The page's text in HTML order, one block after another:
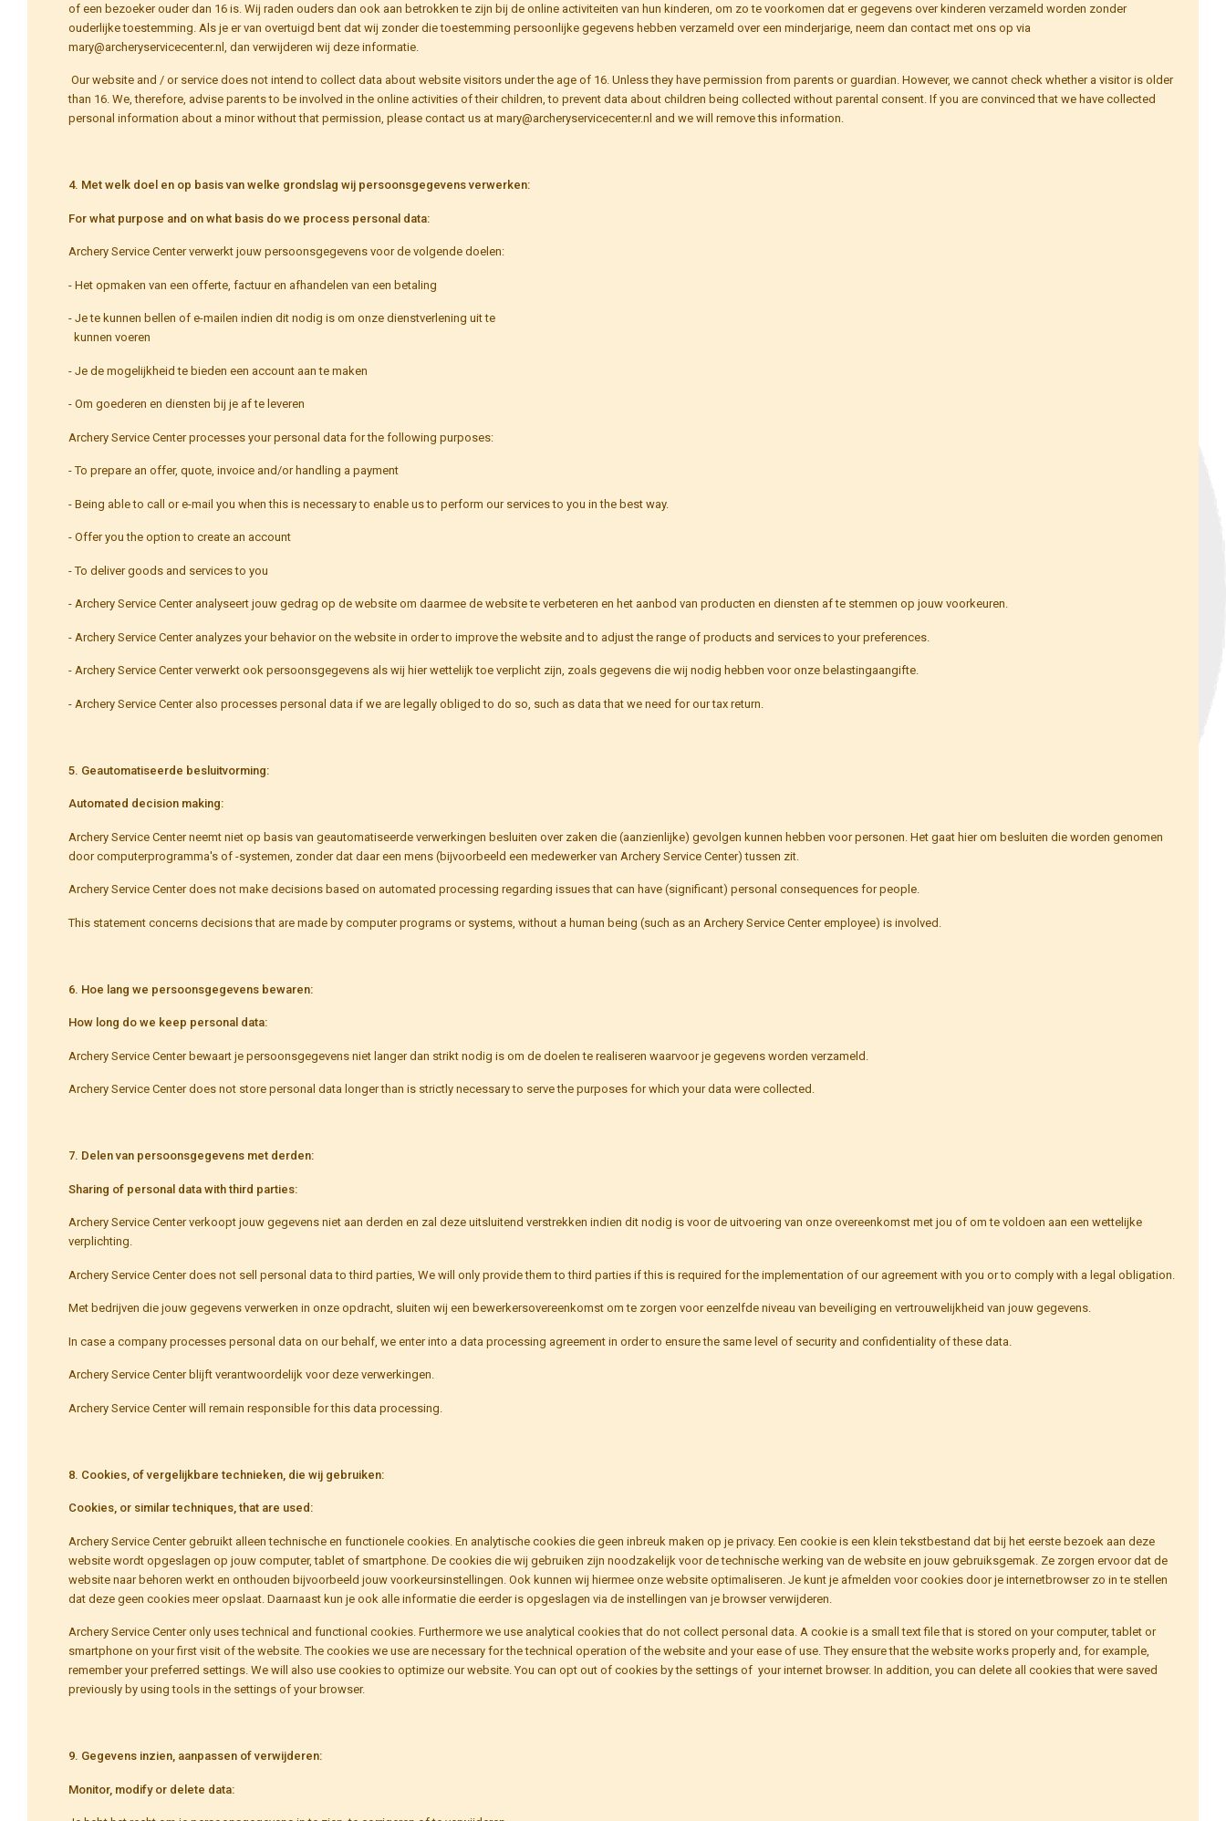
of een bezoeker ouder dan 16 is. Wij raden ouders dan ook aan betrokken te zijn bij de online activiteiten van hun kinderen, om zo te voorkomen dat er gegevens over kinderen verzameld worden zonder
ouderlijke toestemming. Als je er van overtuigd bent dat wij zonder die toestemming persoonlijke gegevens hebben verzameld over een minderjarige, neem dan contact met ons op via
mary@archeryservicecenter.nl, dan verwijderen wij deze informatie.
Our website and / or service does not intend to collect data about website visitors under the age of 16. Unless they have permission from parents or guardian. However, we cannot check whether a visitor is older
than 16. We, therefore, advise parents to be involved in the online activities of their children, to prevent data about children being collected without parental consent. If you are convinced that we have collected
personal information about a minor without that permission, please contact us at mary@archeryservicecenter.nl and we will remove this information.
4. Met welk doel en op basis van welke grondslag wij persoonsgegevens verwerken:
For what purpose and on what basis do we process personal data:
Archery Service Center verwerkt jouw persoonsgegevens voor de volgende doelen:
- Het opmaken van een offerte, factuur en afhandelen van een betaling
- Je te kunnen bellen of e-mailen indien dit nodig is om onze dienstverlening uit te
kunnen voeren
- Je de mogelijkheid te bieden een account aan te maken
- Om goederen en diensten bij je af te leveren
Archery Service Center processes your personal data for the following purposes:
- To prepare an offer, quote, invoice and/or handling a payment
- Being able to call or e-mail you when this is necessary to enable us to perform our services to you in the best way.
- Offer you the option to create an account
- To deliver goods and services to you
- Archery Service Center analyseert jouw gedrag op de website om daarmee de website te verbeteren en het aanbod van producten en diensten af te stemmen op jouw voorkeuren.
- Archery Service Center analyzes your behavior on the website in order to improve the website and to adjust the range of products and services to your preferences.
- Archery Service Center verwerkt ook persoonsgegevens als wij hier wettelijk toe verplicht zijn, zoals gegevens die wij nodig hebben voor onze belastingaangifte.
- Archery Service Center also processes personal data if we are legally obliged to do so, such as data that we need for our tax return.
5. Geautomatiseerde besluitvorming:
Automated decision making:
Archery Service Center neemt niet op basis van geautomatiseerde verwerkingen besluiten over zaken die (aanzienlijke) gevolgen kunnen hebben voor personen. Het gaat hier om besluiten die worden genomen
door computerprogramma's of -systemen, zonder dat daar een mens (bijvoorbeeld een medewerker van Archery Service Center) tussen zit.
Archery Service Center does not make decisions based on automated processing regarding issues that can have (significant) personal consequences for people.
This statement concerns decisions that are made by computer programs or systems, without a human being (such as an Archery Service Center employee) is involved.
6. Hoe lang we persoonsgegevens bewaren:
How long do we keep personal data:
Archery Service Center bewaart je persoonsgegevens niet langer dan strikt nodig is om de doelen te realiseren waarvoor je gegevens worden verzameld.
Archery Service Center does not store personal data longer than is strictly necessary to serve the purposes for which your data were collected.
7. Delen van persoonsgegevens met derden:
Sharing of personal data with third parties:
Archery Service Center verkoopt jouw gegevens niet aan derden en zal deze uitsluitend verstrekken indien dit nodig is voor de uitvoering van onze overeenkomst met jou of om te voldoen aan een wettelijke
verplichting.
Archery Service Center does not sell personal data to third parties, We will only provide them to third parties if this is required for the implementation of our agreement with you or to comply with a legal obligation.
Met bedrijven die jouw gegevens verwerken in onze opdracht, sluiten wij een bewerkersovereenkomst om te zorgen voor eenzelfde niveau van beveiliging en vertrouwelijkheid van jouw gegevens.
In case a company processes personal data on our behalf, we enter into a data processing agreement in order to ensure the same level of security and confidentiality of these data.
Archery Service Center blijft verantwoordelijk voor deze verwerkingen.
Archery Service Center will remain responsible for this data processing.
8. Cookies, of vergelijkbare technieken, die wij gebruiken:
Cookies, or similar techniques, that are used:
Archery Service Center gebruikt alleen technische en functionele cookies. En analytische cookies die geen inbreuk maken op je privacy. Een cookie is een klein tekstbestand dat bij het eerste bezoek aan deze
website wordt opgeslagen op jouw computer, tablet of smartphone. De cookies die wij gebruiken zijn noodzakelijk voor de technische werking van de website en jouw gebruiksgemak. Ze zorgen ervoor dat de
website naar behoren werkt en onthouden bijvoorbeeld jouw voorkeursinstellingen. Ook kunnen wij hiermee onze website optimaliseren. Je kunt je afmelden voor cookies door je internetbrowser zo in te stellen
dat deze geen cookies meer opslaat. Daarnaast kun je ook alle informatie die eerder is opgeslagen via de instellingen van je browser verwijderen.
Archery Service Center only uses technical and functional cookies. Furthermore we use analytical cookies that do not collect personal data. A cookie is a small text file that is stored on your computer, tablet or
smartphone on your first visit of the website. The cookies we use are necessary for the technical operation of the website and your ease of use. They ensure that the website works properly and, for example,
remember your preferred settings. We will also use cookies to optimize our website. You can opt out of cookies by the settings of your internet browser. In addition, you can delete all cookies that were saved
previously by using tools in the settings of your browser.
9. Gegevens inzien, aanpassen of verwijderen:
Monitor, modify or delete data: